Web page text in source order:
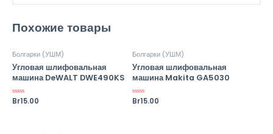
Похожие товары
Болгарки (УШМ)
Угловая шлифовальная
машина DeWALT DWE490KS
Оценка
Br15.00
Болгарки (УШМ)
Угловая шлифовальная
машина Makita GA5030
Оценка
Br15.00